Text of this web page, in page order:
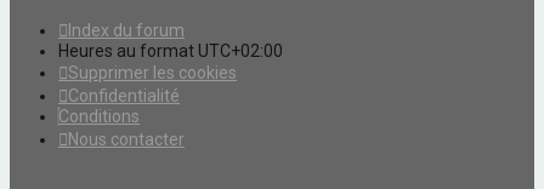
Index du forum
Heures au format UTC+02:00
Supprimer les cookies
Confidentialité
Conditions
Nous contacter